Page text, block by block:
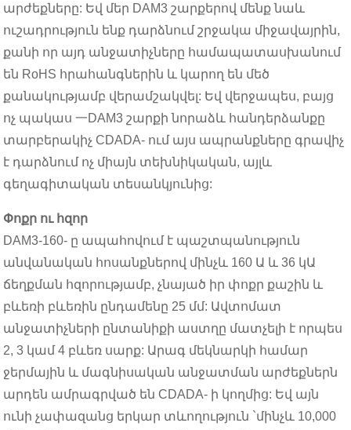
արժեքները: Եվ մեր DAM3 շարքերով մենք նաև
ուշադրություն ենք դարձնում շրջակա միջավայրին,
քանի որ այդ անջատիչները համապատասխանում
են RoHS հրահանգներին և կարող են մեծ
քանակությամբ վերամշակվել: Եվ վերջապես, բայց
ոչ պակաս 一DAM3 շարքի նորաձև հանդերձանքը
տարբերակիչ CDADA- ում այս ապրանքները գրավիչ
է դարձնում ոչ միայն տեխնիկական, այլև
գեղագիտական ​​տեսանկյունից:
Փոքր ու հզոր
DAM3-160- ը ապահովում է պաշտպանություն
անվանական հոսանքներով մինչև 160 Ա և 36 կԱ
ճեղքման հզորությամբ, չնայած իր փոքր քաշին և
բևեռի բևեռին ընդամենը 25 մմ: Ավտոմատ
անջատիչների ընտանիքի աստղը մատչելի է որպես
2, 3 կամ 4 բևեռ սարք: Արագ մեկնարկի համար
ջերմային և մագնիսական անջատման արժեքներն
արդեն ամրագրված են CDADA- ի կողմից: Եվ այն
ունի չափազանց երկար տևողություն `մինչև 10,000